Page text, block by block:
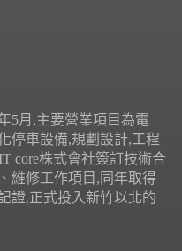
5月,主要營業項目為電
停車設備,規劃設計,工程
core株式會社簽訂技術合
維修工作項目,同年取得
證,正式投入新竹以北的